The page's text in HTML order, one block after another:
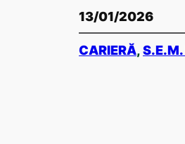
13/01/2026
CARIERĂ,